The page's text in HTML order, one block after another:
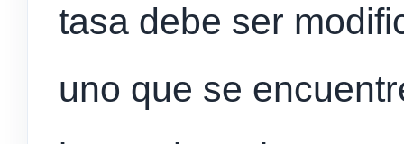
tasa debe ser
uno que se